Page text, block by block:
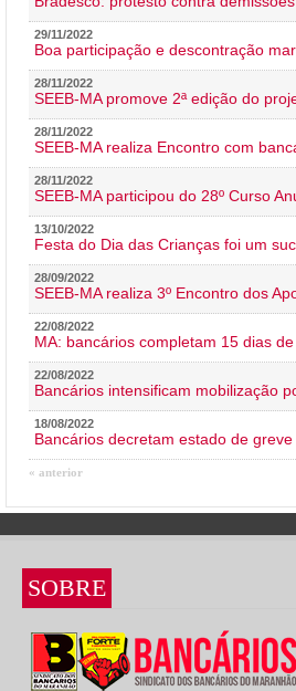
29/11/2022
Boa participação e descontração
28/11/2022
SEEB-MA promove 2ª edição do
28/11/2022
SEEB-MA realiza Encontro com
28/11/2022
SEEB-MA participou do 28º Curso
13/10/2022
Festa do Dia das Crianças foi um
28/09/2022
SEEB-MA realiza 3º Encontro dos
22/08/2022
MA: bancários completam 15 dias
22/08/2022
Bancários intensificam mobilização
18/08/2022
Bancários decretam estado de
« anterior
SOBRE